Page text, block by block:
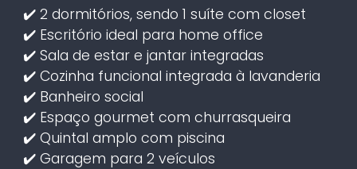
✔️ 2 dormitórios, sendo 1 suíte com closet
✔️ Escritório ideal para home office
✔️ Sala de estar e jantar integradas
✔️ Cozinha funcional integrada à lavanderia
✔️ Banheiro social
✔️ Espaço gourmet com churrasqueira
✔️ Quintal amplo com piscina
✔️ Garagem para 2 veículos